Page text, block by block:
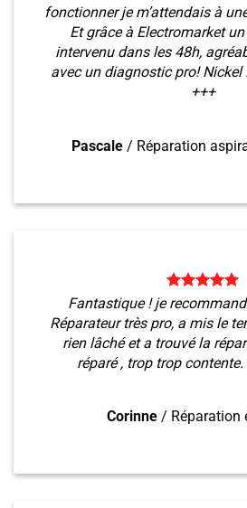
fonctionner je m’attendais à
Et grâce à Electromarket
intervenu dans les 48h,
avec un diagnostic pro! Nickel
+++
Pascale / Réparation
Fantastique ! je
Réparateur très pro, a mis le
rien lâché et a trouvé la
réparé , trop trop
Corinne / Réparation